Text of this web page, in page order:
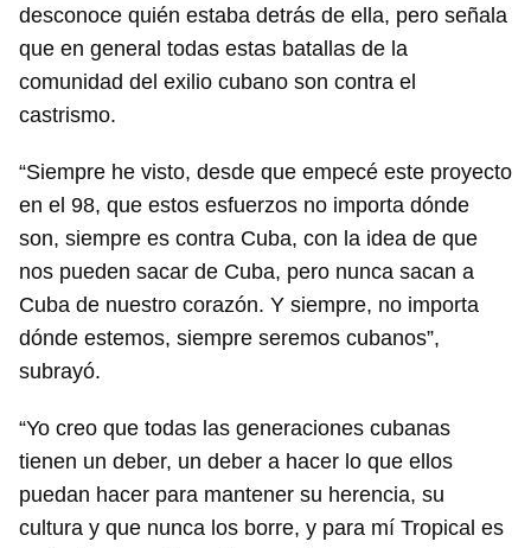
desconoce quién estaba detrás de ella, pero señala
que en general todas estas batallas de la
comunidad del exilio cubano son contra el
castrismo.
“Siempre he visto, desde que empecé este proyecto
en el 98, que estos esfuerzos no importa dónde
son, siempre es contra Cuba, con la idea de que
nos pueden sacar de Cuba, pero nunca sacan a
Cuba de nuestro corazón. Y siempre, no importa
dónde estemos, siempre seremos cubanos”,
subrayó.
“Yo creo que todas las generaciones cubanas
tienen un deber, un deber a hacer lo que ellos
puedan hacer para mantener su herencia, su
cultura y que nunca los borre, y para mí Tropical es